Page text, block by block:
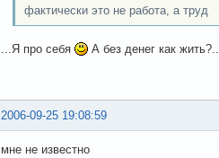
фактически это не работа, а труд
...Я про себя А без денег как жить?..
2006-09-25 19:08:59
мне не известно